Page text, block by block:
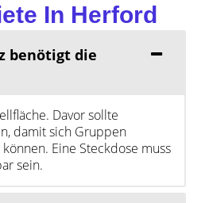
In Herford
benötigt die
Davor sollte
damit sich Gruppen
Eine Steckdose muss
sein.